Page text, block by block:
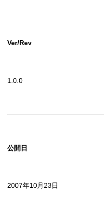
Ver/Rev
1.0.0
公開日
2007年10月23日